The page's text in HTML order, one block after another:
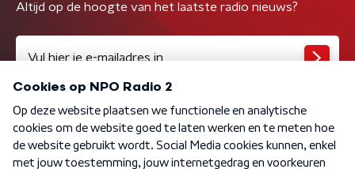
Altijd op de hoogte van het laatste radio nieuws?
Algemene voorwaarden